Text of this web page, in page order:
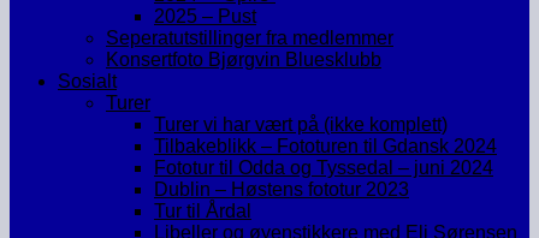
2025 – Pust
Seperatutstillinger fra medlemmer
Konsertfoto Bjørgvin Bluesklubb
Sosialt
Turer
Turer vi har vært på (ikke komplett)
Tilbakeblikk – Fototuren til Gdansk 2024
Fototur til Odda og Tyssedal – juni 2024
Dublin – Høstens fototur 2023
Tur til Årdal
Libeller og øyenstikkere med Eli Sørensen